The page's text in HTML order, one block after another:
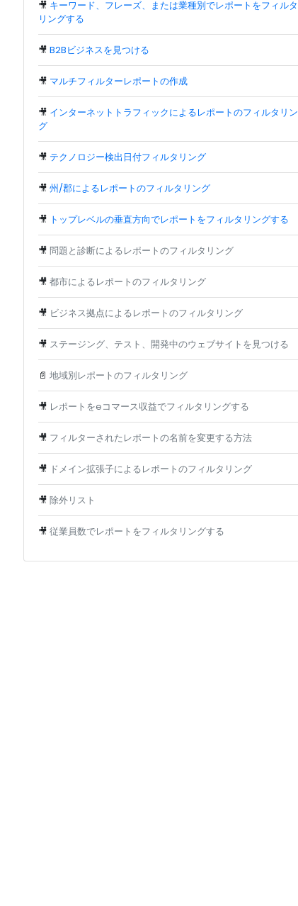
🎥 キーワード、フレーズ、または業種別でレポートをフィルタ
リングする
🎥 B2Bビジネスを見つける
🎥 マルチフィルターレポートの作成
🎥 インターネットトラフィックによるレポートのフィルタリン
グ
🎥 テクノロジー検出日付フィルタリング
🎥 州/郡によるレポートのフィルタリング
🎥 トップレベルの垂直方向でレポートをフィルタリングする
🎥 問題と診断によるレポートのフィルタリング
🎥 都市によるレポートのフィルタリング
🎥 ビジネス拠点によるレポートのフィルタリング
🎥 ステージング、テスト、開発中のウェブサイトを見つける
📄 地域別レポートのフィルタリング
🎥 レポートをeコマース収益でフィルタリングする
🎥 フィルターされたレポートの名前を変更する方法
🎥 ドメイン拡張子によるレポートのフィルタリング
🎥 除外リスト
🎥 従業員数でレポートをフィルタリングする